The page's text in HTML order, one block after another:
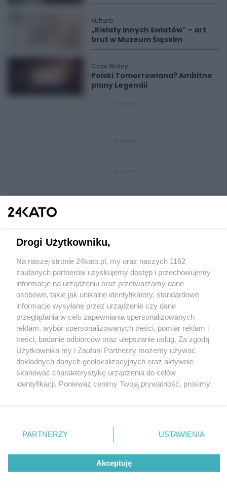
Kultura
„Kwiaty innych światów" – art
brut w Muzeum Śląskim
Czas Wolny
Polski Tomorrowland? Ambitne
plany Legendii
Wydawca mediów lokalnych
Nie zapomnij
zapoznać się z:
polityką prywatności regulamin korzystania z portali
Twojemiasto
Piekary Śląskie
Chorzów
Tarnowskie Góry
Gliwice
Skontakuj sięz nami
Kontakt
Wydawca
Redakcja
Drogi Użytkowniku,
Na naszej stronie 24kato.pl, my oraz naszych 1162
zaufanych partnerów uzyskujemy dostęp i przechowujemy
informacje na urządzeniu oraz przetwarzamy dane
osobowe, takie jak unikalne identyfikatory, standardowe
informacje wysyłane przez urządzenie czy dane
przeglądania w celu zapewniania spersonalizowanych
reklam, wybór spersonalizowanych treści, pomiar reklam i
treści, badanie odbiorców oraz ulepszanie usług. Za zgodą
Użytkownika my i Zaufani Partnerzy możemy używać
dokładnych danych geolokalizacyjnych oraz aktywnie
skanować charakterystykę urządzenia do celów
identyfikacji. Ponieważ cenimy Twoją prywatność, prosimy
prywatności znajdujący się w lewym dolnym rogu strony
. Niektóre rodzaje przetwarzania danych nie wymagają
zgody użytkownika, ale masz prawo sprzeciwić się
takiemu przetwarzaniu. Preferencje będą miały
zastosowania tylko na tej witrynie.
PARTNERZY USTAWIENIA
Akceptuję